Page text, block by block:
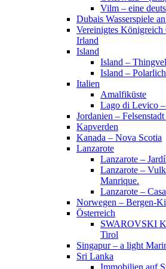
Vilm – eine
Dubais Wasserspiele
Vereinigtes
Irland
Island
Island –
Island –
Italien
Amalfiküste
Lago di Levico
Jordanien – Felsenstadt
Kapverden
Kanada – Nova Scotia
Lanzarote
Lanzarote –
Lanzarote –
Manrique.
Lanzarote –
Norwegen – Bergen-
Österreich
SWAROVSKI
Tirol
Singapur – a light
Sri Lanka